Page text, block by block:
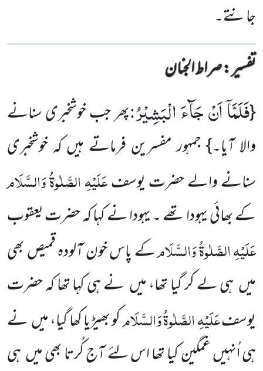
جانتے۔
تفسیر : ‎صراط الجنان
{فَلَمَّاۤ اَنْ جَآءَ الْبَشِیْرُ:پھر جب خوشخبری سنانے
والا آیا۔} جمہور مفسرین فرماتے ہیں کہ خوشخبری
سنانے والے حضرت یوسفعَلَیْہِ الصَّلٰوۃُ وَالسَّلَام
کے بھائی یہودا تھے ۔ یہودا نے کہا کہ حضرت یعقوب
عَلَیْہِ الصَّلٰوۃُ وَالسَّلَامکے پاس خون آلودہ قمیص بھی
میں ہی لے کر گیا تھا، میں نے ہی کہا تھا کہ حضرت
یوسفعَلَیْہِ الصَّلٰوۃُ وَالسَّلَامکو بھیڑیا کھا گیا، میں نے
ہی اُنہیں غمگین کیا تھا اس لئے آج کُرتا بھی میں ہی